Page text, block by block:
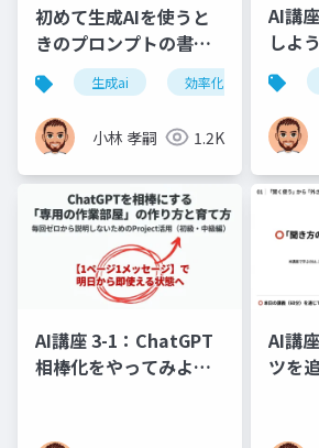
初めて生成AIを使うと
きのプロンプトの書き
方
生成ai 効率化 情報
小林 孝嗣 1.2K
AI講
しよう
AI講座 3-1：ChatGPT
相棒化をやってみよ
AI講
ツを